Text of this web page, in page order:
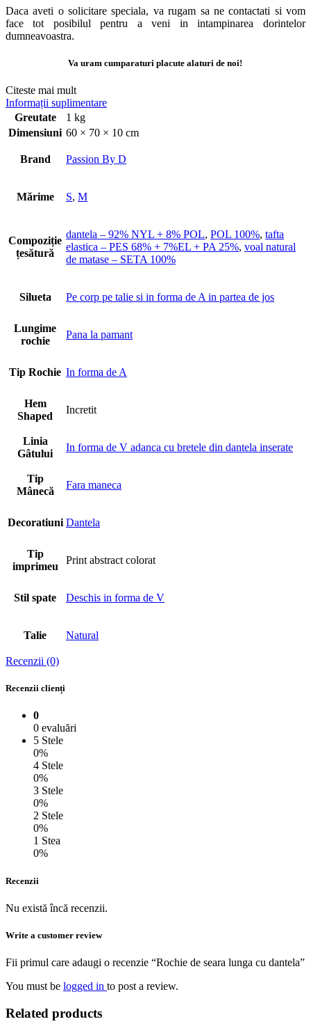
Daca aveti o solicitare speciala, va rugam sa ne contactati si vom
face tot posibilul pentru a veni in intampinarea dorintelor
dumneavoastra.
Va uram cumparaturi placute alaturi de noi!
Citeste mai mult
Informații suplimentare
Greutate
1 kg
Dimensiuni 60 × 70 × 10 cm
Brand Passion By D
Mărime S, M
Compoziție
țesătură
dantela – 92% NYL + 8% POL, POL 100%, tafta
elastica – PES 68% + 7%EL + PA 25%, voal natural
de matase – SETA 100%
Silueta Pe corp pe talie si in forma de A in partea de jos
Lungime
rochie
Pana la pamant
Tip Rochie In forma de A
Hem
Shaped
Incretit
Linia
Gâtului
In forma de V adanca cu bretele din dantela inserate
Tip
Mânecă
Fara maneca
Decoratiuni Dantela
Tip
imprimeu
Print abstract colorat
Stil spate Deschis in forma de V
Talie Natural
Recenzii (0)
Recenzii clienți
0
0 evaluări
5 Stele
0%
4 Stele
0%
3 Stele
0%
2 Stele
0%
1 Stea
0%
Recenzii
Nu există încă recenzii.
Write a customer review
Fii primul care adaugi o recenzie “Rochie de seara lunga cu dantela”
You must be logged in to post a review.
Related products